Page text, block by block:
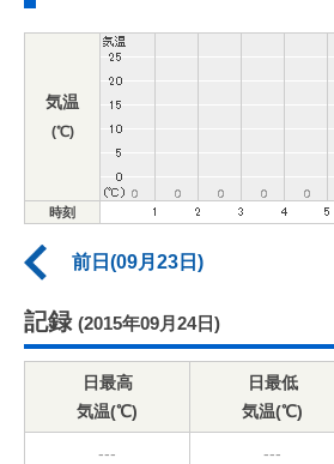
気温
(℃)
時刻
前日(09月23日)
記録 (2015年09月24日)
日最高
気温(℃)
日最低
気温(℃)
--- ---